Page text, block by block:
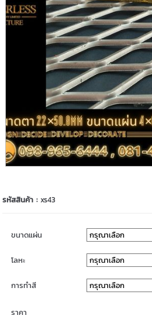
รหัสสินค้า :xs43
ขนาดแผ่น
โลหะ
การทำสี
ราคา